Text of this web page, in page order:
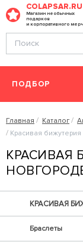
COLAPSAR.RU
Магазин необычных
подарков
и корпоративного
ПОДБОР
Главная Каталог
Красивая бижутерия
КРАСИВАЯ
КРАСИВАЯ
Браслеты